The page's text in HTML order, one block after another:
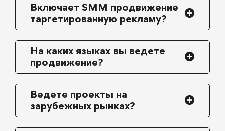
Включает SMM продвижение
таргетированную рекламу?
На каких языках вы ведете
продвижение?
Ведете проекты на
зарубежных рынках?